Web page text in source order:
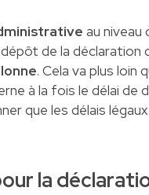
au niveau
de la déclaration
. Cela va plus loin
à la fois le délai de
que les délais
la